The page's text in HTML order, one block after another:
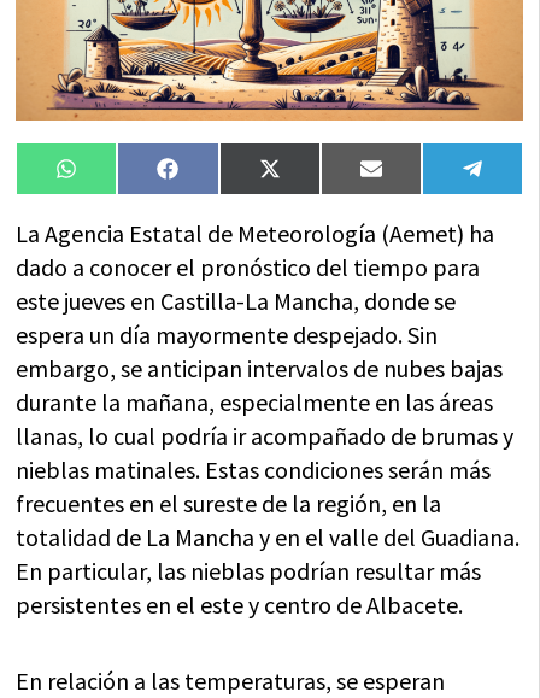
Compartir
en
WhatsAppCompartir
en
FacebookCompartir
en
X
(Twitter)
Compartir
en
Email
en
La Agencia Estatal de Meteorología (Aemet) ha
dado a conocer el pronóstico del tiempo para
este jueves en Castilla-La Mancha, donde se
espera un día mayormente despejado. Sin
embargo, se anticipan intervalos de nubes bajas
durante la mañana, especialmente en las áreas
llanas, lo cual podría ir acompañado de brumas y
nieblas matinales. Estas condiciones serán más
frecuentes en el sureste de la región, en la
totalidad de La Mancha y en el valle del Guadiana.
En particular, las nieblas podrían resultar más
persistentes en el este y centro de Albacete.
En relación a las temperaturas, se esperan